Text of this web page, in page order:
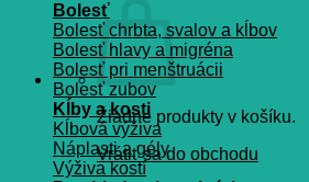
Žiadne produkty v košíku.
Vrátiť sa do obchodu
Bolesť
Bolesť chrbta, svalov a kĺbov
Bolesť hlavy a migréna
Bolesť pri menštruácii
Bolesť zubov
Kĺby a kosti
Kĺbová výživa
Náplasti a gély
Výživa kostí